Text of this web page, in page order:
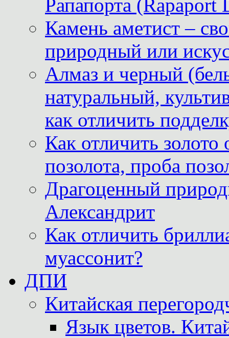
Рапапорта (Rapaport
Камень аметист –
природный или
Алмаз и черный
натуральный,
как отличить
Как отличить
позолота, проба
Драгоценный
Александрит
Как отличить
муассонит?
ДПИ
Китайская
Язык цветов.